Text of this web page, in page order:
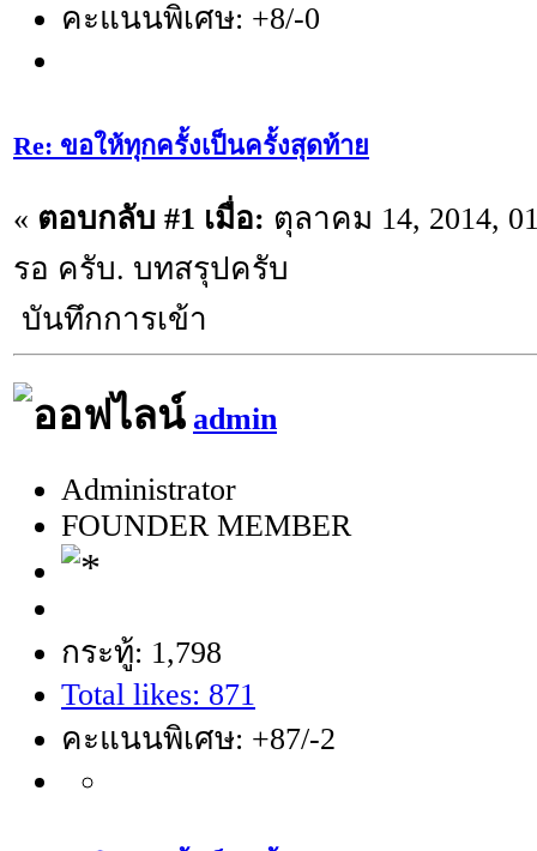
คะแนนพิเศษ: +8/-0
Re: ขอให้ทุกครั้งเป็นครั้งสุดท้าย
« ตอบกลับ #1 เมื่อ: ตุลาคม 14, 2014,
รอ ครับ. บทสรุปครับ
บันทึกการเข้า
admin
Administrator
FOUNDER MEMBER
กระทู้: 1,798
Total likes: 871
คะแนนพิเศษ: +87/-2